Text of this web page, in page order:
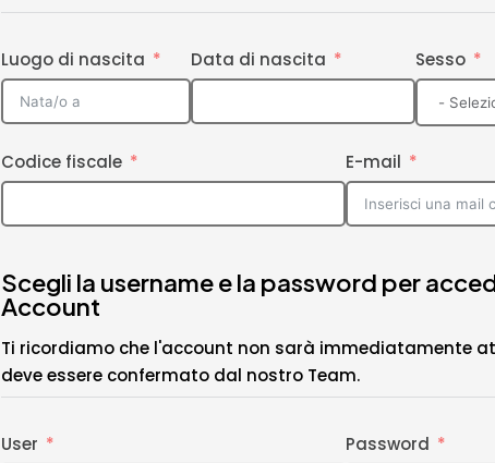
Luogo di nascita Data di nascita Sesso
Codice fiscale E-mail
Scegli la username e la password per
Account
Ti ricordiamo che l'account non sarà immediatamente
deve essere confermato dal nostro Team.
User Password